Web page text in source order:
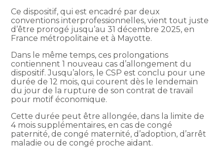
Ce dispositif, qui est encadré par deux
conventions interprofessionnelles, vient tout juste
d’être prorogé jusqu’au 31 décembre 2025, en
France métropolitaine et à Mayotte.
Dans le même temps, ces prolongations
contiennent 1 nouveau cas d’allongement du
dispositif. Jusqu’alors, le CSP est conclu pour une
durée de 12 mois, qui courent dès le lendemain
du jour de la rupture de son contrat de travail
pour motif économique.
Cette durée peut être allongée, dans la limite de
4 mois supplémentaires, en cas de congé
paternité, de congé maternité, d’adoption, d’arrêt
maladie ou de congé proche aidant.